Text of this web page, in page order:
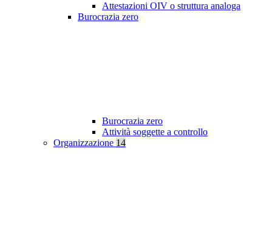
Attestazioni OIV o struttura analoga
Burocrazia zero
Burocrazia zero
Attività soggette a controllo
Organizzazione 14